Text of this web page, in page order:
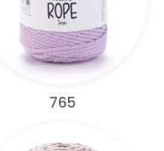
765